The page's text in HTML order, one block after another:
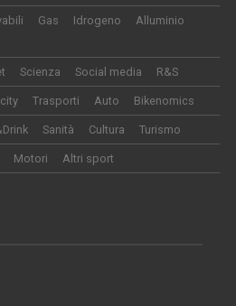
Gas Idrogeno
Alluminio
Scienza Social media R&S
Trasporti Auto Bikenomics
Sanità Cultura Turismo
Motori Altri sport